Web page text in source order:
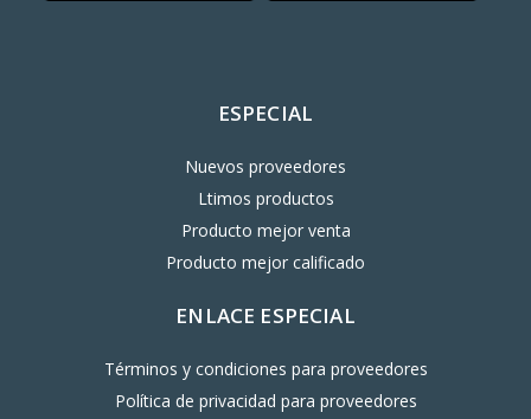
ESPECIAL
Nuevos proveedores
Ltimos productos
Producto mejor venta
Producto mejor calificado
ENLACE ESPECIAL
Términos y condiciones para proveedores
Política de privacidad para proveedores